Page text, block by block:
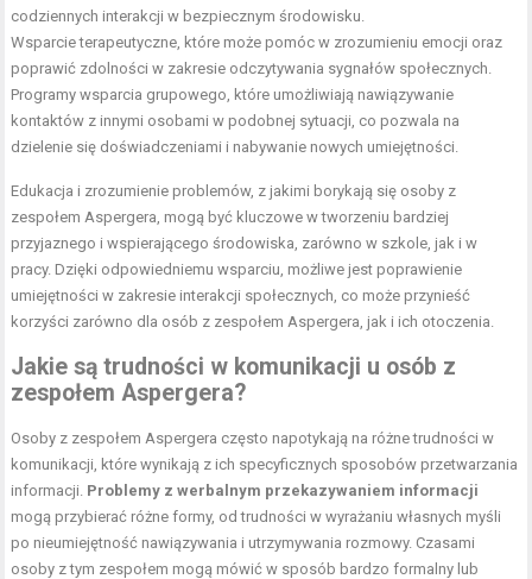
codziennych interakcji w bezpiecznym środowisku.
Wsparcie terapeutyczne, które może pomóc w zrozumieniu emocji oraz
poprawić zdolności w zakresie odczytywania sygnałów społecznych.
Programy wsparcia grupowego, które umożliwiają nawiązywanie
kontaktów z innymi osobami w podobnej sytuacji, co pozwala na
dzielenie się doświadczeniami i nabywanie nowych umiejętności.
Edukacja i zrozumienie problemów, z jakimi borykają się osoby z
zespołem Aspergera, mogą być kluczowe w tworzeniu bardziej
przyjaznego i wspierającego środowiska, zarówno w szkole, jak i w
pracy. Dzięki odpowiedniemu wsparciu, możliwe jest poprawienie
umiejętności w zakresie interakcji społecznych, co może przynieść
korzyści zarówno dla osób z zespołem Aspergera, jak i ich otoczenia.
Jakie są trudności w komunikacji u osób z
zespołem Aspergera?
Osoby z zespołem Aspergera często napotykają na różne trudności w
komunikacji, które wynikają z ich specyficznych sposobów przetwarzania
informacji. Problemy z werbalnym przekazywaniem informacji
mogą przybierać różne formy, od trudności w wyrażaniu własnych myśli
po nieumiejętność nawiązywania i utrzymywania rozmowy. Czasami
osoby z tym zespołem mogą mówić w sposób bardzo formalny lub